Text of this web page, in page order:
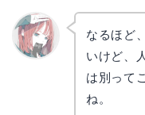
なるほど
いけど、
は別って
ね。